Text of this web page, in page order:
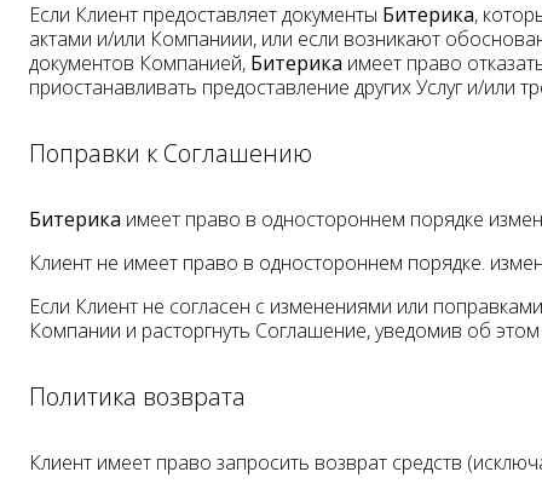
Если Клиент предоставляет документы Битерика,
актами и/или Компаниии, или если возникают
документов Компанией, Битерика имеет право
приостанавливать предоставление других Услуг и/или
Поправки к Соглашению
Битерика имеет право в одностороннем порядке
Клиент не имеет право в одностороннем порядке.
Если Клиент не согласен с изменениями или
Компании и расторгнуть Соглашение, уведомив об
Политика возврата
Клиент имеет право запросить возврат средств